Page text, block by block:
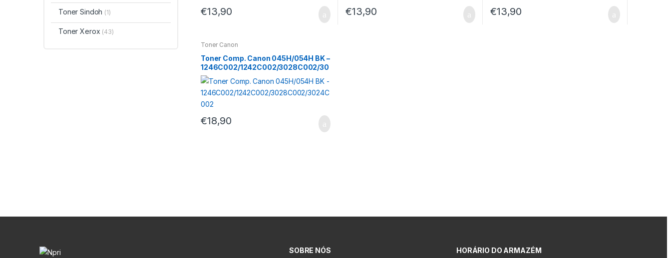
€13,90 €13,90 €13,90
Toner Canon
Toner Comp. Canon 045H/054H BK –
1246C002/1242C002/3028C002/30
24C002
€18,90
Toner Sindoh (1)
Toner Xerox (43)
SOBRE NÓS HORÁRIO DO ARMAZÉM